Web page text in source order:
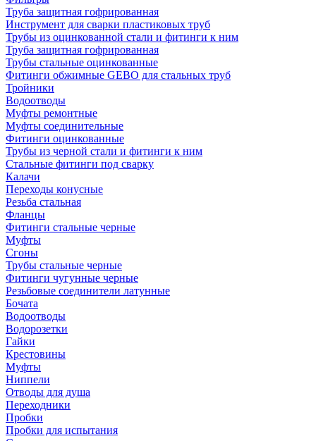
Труба защитная гофрированная
Инструмент для сварки пластиковых труб
Трубы из оцинкованной стали и фитинги к ним
Труба защитная гофрированная
Трубы стальные оцинкованные
Фитинги обжимные GEBO для стальных труб
Тройники
Водоотводы
Муфты ремонтные
Муфты соединительные
Фитинги оцинкованные
Трубы из черной стали и фитинги к ним
Стальные фитинги под сварку
Калачи
Переходы конусные
Резьба стальная
Фланцы
Фитинги стальные черные
Муфты
Сгоны
Трубы стальные черные
Фитинги чугунные черные
Резьбовые соединители латунные
Бочата
Водоотводы
Водорозетки
Гайки
Крестовины
Муфты
Ниппели
Отводы для душа
Переходники
Пробки
Пробки для испытания